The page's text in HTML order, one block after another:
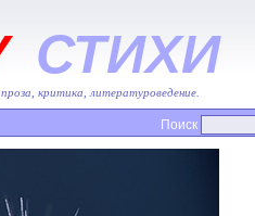
СТИХИ
критика, литературоведение.
Поиск